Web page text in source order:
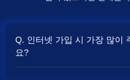
Q. 인터넷 가입 시 가장 많이
요?